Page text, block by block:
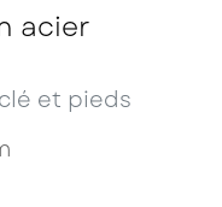
acier
et pieds